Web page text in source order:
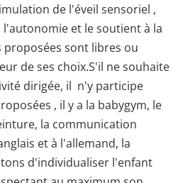
de l'éveil sensoriel ,
et le soutient à la
proposées sont libres ou
de ses choix.S'il ne souhaite
dirigée, il n'y participe
, il y a la babygym, le
la communication
et à l'allemand, la
d'individualiser l'enfant